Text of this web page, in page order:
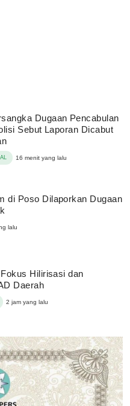
Dugaan Pencabulan
Sebut Laporan Dicabut
16 menit yang lalu
di Poso Dilaporkan Dugaan
lalu
Hilirisasi dan
Daerah
2 jam yang lalu